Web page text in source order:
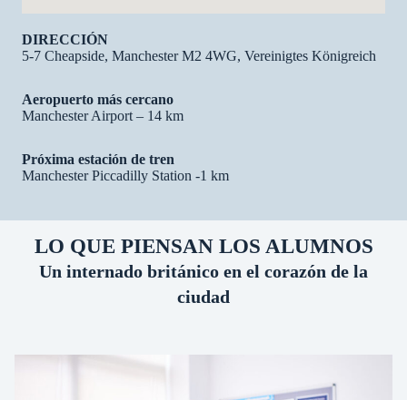
DIRECCIÓN
5-7 Cheapside, Manchester M2 4WG, Vereinigtes Königreich
Aeropuerto más cercano
Manchester Airport – 14 km
Próxima estación de tren
Manchester Piccadilly Station -1 km
LO QUE PIENSAN LOS ALUMNOS
Un internado británico en el corazón de la
ciudad